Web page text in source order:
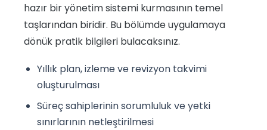
hazır bir yönetim sistemi kurmasının temel
taşlarından biridir. Bu bölümde uygulamaya
dönük pratik bilgileri bulacaksınız.
Yıllık plan, izleme ve revizyon takvimi
oluşturulması
Süreç sahiplerinin sorumluluk ve yetki
sınırlarının netleştirilmesi